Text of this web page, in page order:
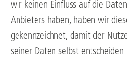
wir keinen Einfluss auf die
Anbieters haben, haben wir
gekennzeichnet, damit der
seiner Daten selbst entscheiden